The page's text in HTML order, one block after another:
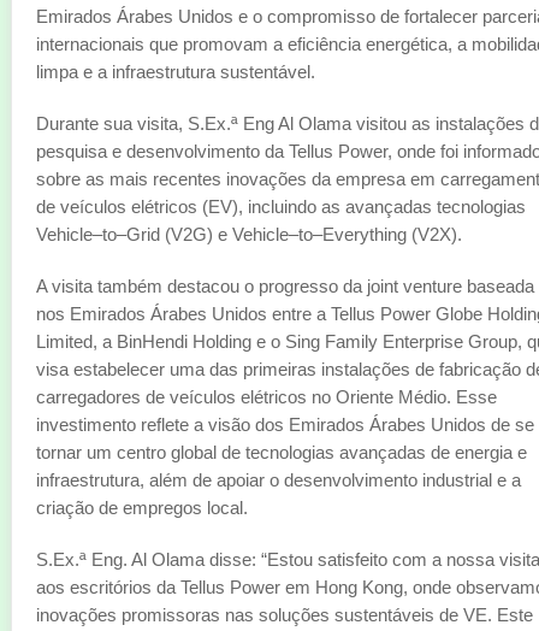
Emirados Árabes Unidos e o compromisso de fortalecer
internacionais que promovam a eficiência energética, a
limpa e a infraestrutura sustentável.
Durante sua visita, S.Ex.ª Eng Al Olama visitou as instalações
pesquisa e desenvolvimento da Tellus Power, onde foi
sobre as mais recentes inovações da empresa em
de veículos elétricos (EV), incluindo as avançadas tecnologias
Vehicle–to–Grid (V2G) e Vehicle–to–Everything (V2X).
A visita também destacou o progresso da joint venture baseada
nos Emirados Árabes Unidos entre a Tellus Power Globe
Limited, a BinHendi Holding e o Sing Family Enterprise Group,
visa estabelecer uma das primeiras instalações de fabricação
carregadores de veículos elétricos no Oriente Médio. Esse
investimento reflete a visão dos Emirados Árabes Unidos de se
tornar um centro global de tecnologias avançadas de energia e
infraestrutura, além de apoiar o desenvolvimento industrial e a
criação de empregos local.
S.Ex.ª Eng. Al Olama disse: “Estou satisfeito com a nossa visita
aos escritórios da Tellus Power em Hong Kong, onde
inovações promissoras nas soluções sustentáveis de VE. Este